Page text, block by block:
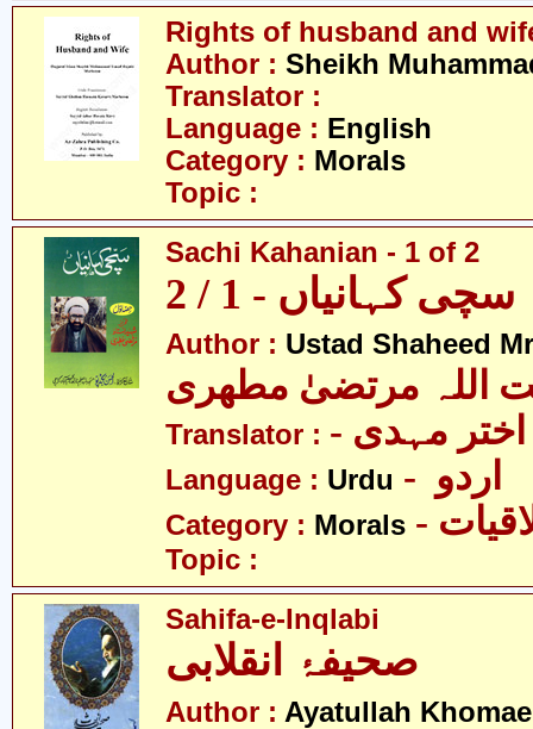
Rights of husband and
Author : Sheikh
Translator :
Language : English
Category : Morals
Topic :
Sachi Kahanian - 1 of 2
سچی کہانیاں - 1 / 2
Author : Ustad Shaheed
اللہ مرتضیٰ مطھری
Translator :
Language : Urdu
Category : Morals
Topic :
Sahifa-e-Inqlabi
صحیفۂ انقلابی
Author : Ayatullah